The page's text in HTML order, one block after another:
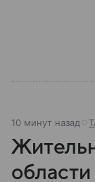
10 минут назад
области